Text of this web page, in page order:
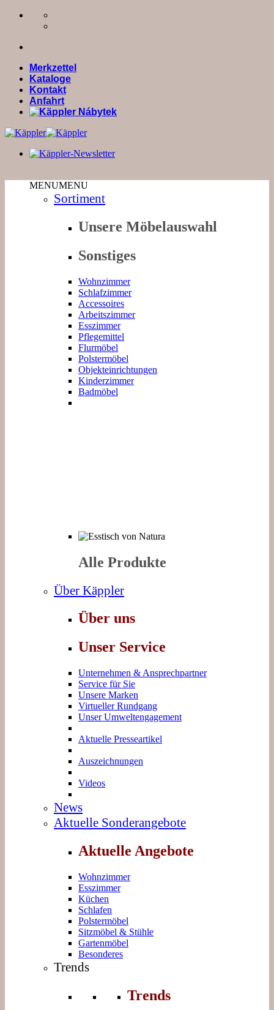
Zum
Merkzettel
Kataloge
Kontakt
Anfahrt
MENUMENU
Sortiment
Unsere Möbelauswahl
Sonstiges
Wohnzimmer
Schlafzimmer
Accessoires
Arbeitszimmer
Esszimmer
Pflegemittel
Flurmöbel
Polstermöbel
Objekteinrichtungen
Kinderzimmer
Badmöbel
Alle Produkte
Über Käppler
Über uns
Unser Service
Unternehmen & Ansprechpartner
Service für Sie
Unsere Marken
Virtueller Rundgang
Unser Umweltengagement
Aktuelle Presseartikel
Auszeichnungen
Videos
News
Aktuelle Sonderangebote
Aktuelle Angebote
Wohnzimmer
Esszimmer
Küchen
Schlafen
Polstermöbel
Sitzmöbel & Stühle
Gartenmöbel
Besonderes
Trends
Trends